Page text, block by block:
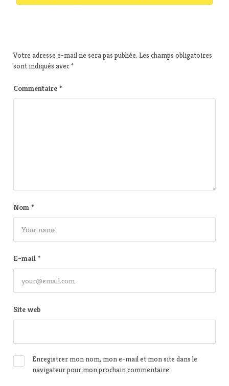
Votre adresse e-mail ne sera pas publiée. Les champs obligatoires
sont indiqués avec*
Commentaire *
Nom *
E-mail *
Site web
Enregistrer mon nom, mon e-mail et mon site dans le
navigateur pour mon prochain commentaire.